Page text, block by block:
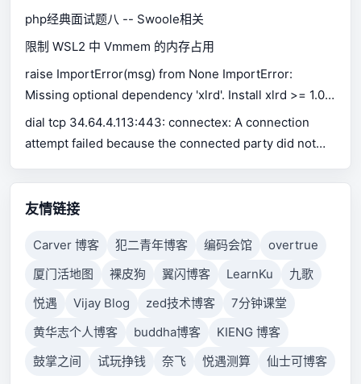
php经典面试题八 -- Swoole相关
限制 WSL2 中 Vmmem 的内存占用
raise ImportError(msg) from None ImportError:
Missing optional dependency 'xlrd'. Install xlrd >= 1.0.0
for Excel support Use pip or conda to install xlrd.
dial tcp 34.64.4.113:443: connectex: A connection
attempt failed because the connected party did not
connection failed because connected host has failed
to respond.
友情链接
Carver 博客 犯二青年博客 编码会馆
overtrue
厦门活地图
裸皮狗 翼闪博客 LearnKu
九歌
悦遇
Vijay Blog zed技术博客
7分钟课堂
黄华志个人博客
buddha博客
KIENG 博客
鼓掌之间
试玩挣钱 奈飞 悦遇测算 仙士可博客